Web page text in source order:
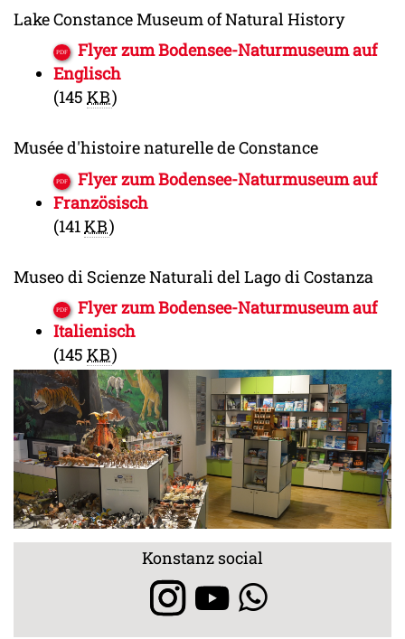
Lake Constance Museum of Natural History
Flyer zum Bodensee-Naturmuseum auf
Englisch
(145KB)
Musée d'histoire naturelle de Constance
Flyer zum Bodensee-Naturmuseum auf
Französisch
(141KB)
Museo di Scienze Naturali del Lago di Costanza
Flyer zum Bodensee-Naturmuseum auf
Italienisch
(145KB)
Konstanz social